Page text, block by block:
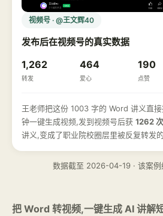
视频号 · @王文辉40
发布后在视频号的真实数据
1,262
转发
464
爱心
190
点赞
王老师把这份 1003 字的 Word 讲义直
钟一键生成视频,发到视频号后获 1262
讲义,变成了职业院校圈层里被反复转发的
数据截至 2026-04-19 · 该案例
把 Word 转视频,一键生成 AI 讲解短